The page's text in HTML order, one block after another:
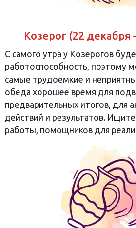
Козерог (22 декабря
С самого утра у Козерогов
работоспособность, поэтому
самые трудоемкие и
обеда хорошее время для
предварительных итогов, для
действий и результатов.
работы, помощников для